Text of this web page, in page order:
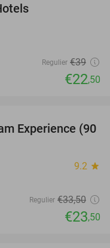
Regulier €39
€22,50
30%
Experience (90
9.2 star
Regulier €33,50
€23,50